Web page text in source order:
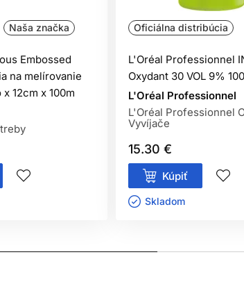
výhod INOA je profesionálne krytie bielych
prirodzený, lesklý a rovnomerný.
štandardné krytie je možné pracovať s
alebo základným zlatým odtieňom
Naša značka
Embossed
na melírovanie
12cm x 100m
Oficiálna distribúcia
L'Oréal Professionnel
Oxydant 30 VOL 9%
L'Oréal Professionnel
L'Oréal Professionnel
Vyvíjače
15.30 €
Kúpiť
Skladom ㅤ